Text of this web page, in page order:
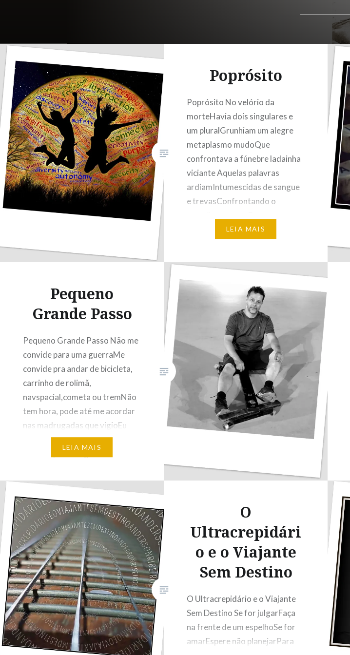
Poprósito
Poprósito No velório da
morteHavia dois singulares e
um pluralGrunhiam um alegre
metaplasmo mudoQue
confrontava a fúnebre ladainha
viciante Aquelas palavras
ardiamIntumescidas de sangue
e trevasConfrontando o
anacronicamente
vultos que eu seguia até então
Eram caminhos ponteadosPor
sebos e ferros-velhosDos quais
nunca entendi os adornosMas
LEIA MAIS
Pequeno
Grande Passo
Pequeno Grande Passo Não me
convide para uma guerraMe
convide pra andar de bicicleta,
carrinho de rolimã,
navspacial,cometa ou tremNão
tem hora, pode até me acordar
nas madrugadas que vigioEu
sou vontadeMas não me
jogar bola de gude,andar de
arquinho, pega-pega ou
dedanhaNão importa quantos, a
gente…
LEIA MAIS
O
Ultracrepidári
o e o Viajante
Sem Destino
O Ultracrepidário e o Viajante
Sem Destino Se for julgarFaça
na frente de um espelhoSe for
amarEspere não planejarPara